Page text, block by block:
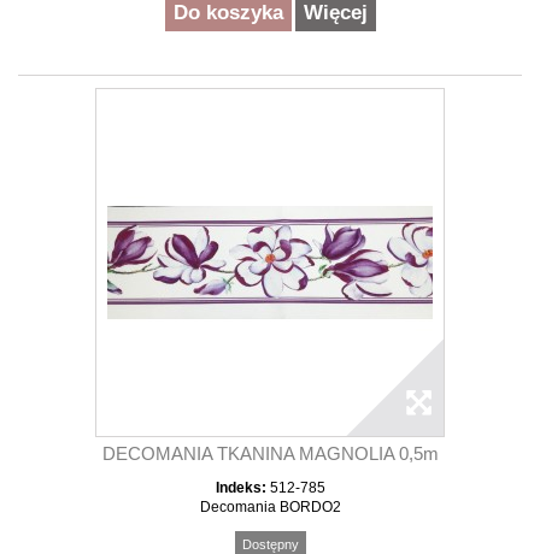
Do koszyka Więcej
DECOMANIA TKANINA MAGNOLIA 0,5m
Indeks: 512-785
Decomania BORDO2
Dostępny